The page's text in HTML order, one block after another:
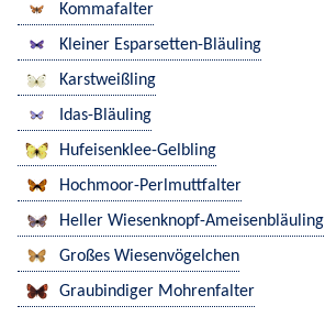
Kommafalter
Kleiner Esparsetten-Bläuling
Karstweißling
Idas-Bläuling
Hufeisenklee-Gelbling
Hochmoor-Perlmuttfalter
Heller Wiesenknopf-Ameisenbläuling
Großes Wiesenvögelchen
Graubindiger Mohrenfalter